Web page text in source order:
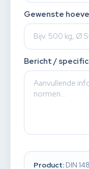
Gewenste
Bericht /
Product: DIN